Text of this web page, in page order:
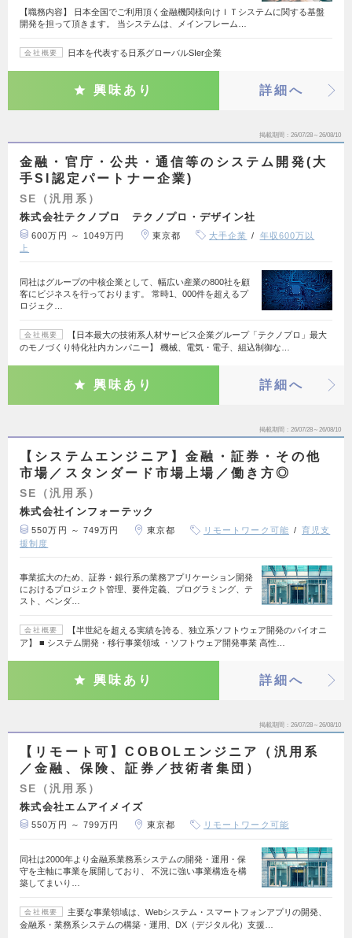
【職務内容】 日本全国でご利用頂く金融機関様向けＩＴシステムに関する基盤
開発を担って頂きます。 当システムは、メインフレーム…
会社概要 日本を代表する日系グローバルSIer企業
興味あり 詳細へ
掲載期間 26/07/28～26/08/10
金融・官庁・公共・通信等のシステム開発(大
手SI認定パートナー企業)
SE（汎用系）
株式会社テクノプロ テクノプロ・デザイン社
600万円 ～ 1049万円 東京都 大手企業
年収600万以
上
同社はグループの中核企業として、幅広い産業の800社を顧
客にビジネスを行っております。 常時1、000件を超えるプ
ロジェク…
会社概要
【日本最大の技術系人材サービス企業グループ「テクノプロ」最大
のモノづくり特化社内カンパニー】 機械、電気・電子、組込制御な…
興味あり 詳細へ
掲載期間 26/07/28～26/08/10
【システムエンジニア】金融・証券・その他
市場／スタンダード市場上場／働き方◎
SE（汎用系）
株式会社インフォーテック
550万円 ～ 749万円 東京都 リモートワーク可能
育児支
援制度
事業拡大のため、証券・銀行系の業務アプリケーション開発
におけるプロジェクト管理、要件定義、プログラミング、テ
スト、ベンダ…
会社概要
【半世紀を超える実績を誇る、独立系ソフトウェア開発のパイオニ
ア】 ■ システム開発・移行事業領域 ・ソフトウェア開発事業 高性…
興味あり 詳細へ
掲載期間 26/07/28～26/08/10
【リモート可】COBOLエンジニア（汎用系
／金融、保険、証券／技術者集団）
SE（汎用系）
株式会社エムアイメイズ
550万円 ～ 799万円 東京都 リモートワーク可能
同社は2000年より金融系業務系システムの開発・運用・保
守を主軸に事業を展開しており、 不況に強い事業構造を構
築してまいり…
会社概要
主要な事業領域は、Webシステム・スマートフォンアプリの開発、
金融系・業務系システムの構築・運用、DX（デジタル化）支援…